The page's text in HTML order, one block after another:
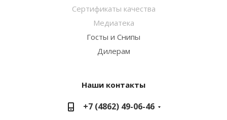
Сертификаты качества
Медиатека
Госты и Снипы
Дилерам
Наши контакты
+7 (4862) 49-06-46